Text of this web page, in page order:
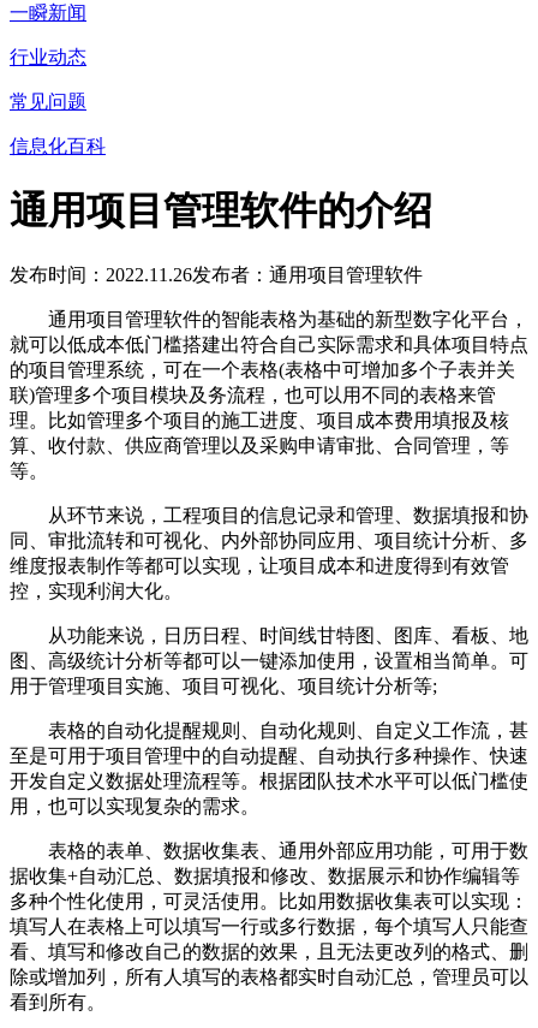
一瞬新闻
行业动态
常见问题
信息化百科
通用项目管理软件的介绍
发布时间：2022.11.26发布者：通用项目管理软件
通用项目管理软件的智能表格为基础的新型数字化平台，
就可以低成本低门槛搭建出符合自己实际需求和具体项目特点
的项目管理系统，可在一个表格(表格中可增加多个子表并关
联)管理多个项目模块及务流程，也可以用不同的表格来管
理。比如管理多个项目的施工进度、项目成本费用填报及核
算、收付款、供应商管理以及采购申请审批、合同管理，等
等。
从环节来说，工程项目的信息记录和管理、数据填报和协
同、审批流转和可视化、内外部协同应用、项目统计分析、多
维度报表制作等都可以实现，让项目成本和进度得到有效管
控，实现利润大化。
从功能来说，日历日程、时间线甘特图、图库、看板、地
图、高级统计分析等都可以一键添加使用，设置相当简单。可
用于管理项目实施、项目可视化、项目统计分析等;
表格的自动化提醒规则、自动化规则、自定义工作流，甚
至是可用于项目管理中的自动提醒、自动执行多种操作、快速
开发自定义数据处理流程等。根据团队技术水平可以低门槛使
用，也可以实现复杂的需求。
表格的表单、数据收集表、通用外部应用功能，可用于数
据收集+自动汇总、数据填报和修改、数据展示和协作编辑等
多种个性化使用，可灵活使用。比如用数据收集表可以实现：
填写人在表格上可以填写一行或多行数据，每个填写人只能查
看、填写和修改自己的数据的效果，且无法更改列的格式、删
除或增加列，所有人填写的表格都实时自动汇总，管理员可以
看到所有。